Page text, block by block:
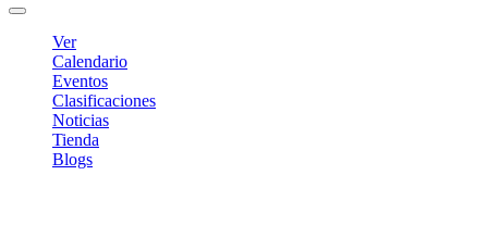
Ver
Calendario
Eventos
Clasificaciones
Noticias
Tienda
Blogs